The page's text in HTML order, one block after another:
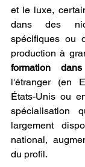
et le luxe,
dans des
spécifiques ou
production à
formation
l'étranger (en
États-Unis ou
spécialisation
largement
national,
du profil.